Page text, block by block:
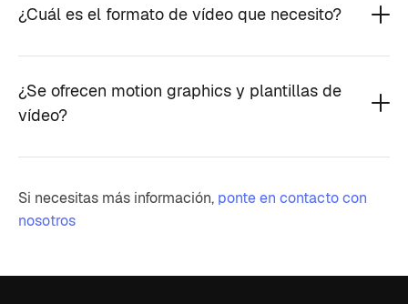
¿Cuál es el formato de vídeo que necesito?
¿Se ofrecen motion graphics y plantillas de
vídeo?
Si necesitas más información, ponte en contacto con
nosotros